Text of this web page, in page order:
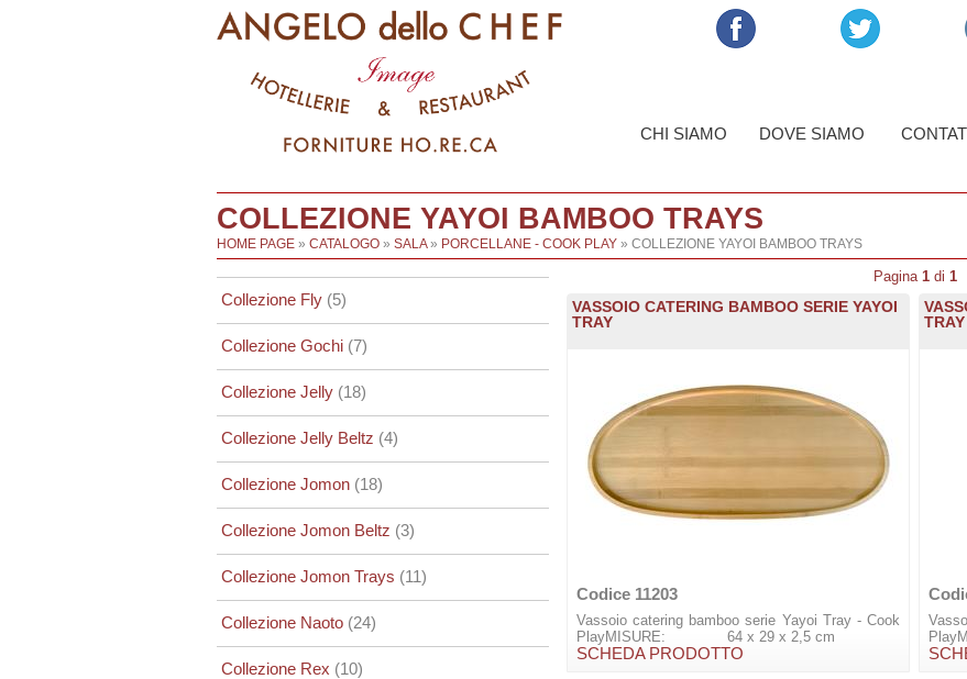
CHI SIAMO DOVE SIAMO
COLLEZIONE YAYOI BAMBOO TRAYS
HOME PAGE » CATALOGO » SALA» PORCELLANE - COOK PLAY » COLLEZIONE YAYOI BAMBOO TRAYS
Collezione Fly (5)
Collezione Gochi (7)
Collezione Jelly (18)
Collezione Jelly Beltz (4)
Collezione Jomon (18)
Collezione Jomon Beltz (3)
Collezione Jomon Trays (11)
Collezione Naoto (24)
Collezione Rex (10)
Pagina 1di 1
VASSOIO CATERING BAMBOO SERIE YAYOI
TRAY
Codice 11203
Vassoio catering bamboo serie Yayoi Tray - Cook
PlayMISURE: 64 x 29 x 2,5 cm
SCHEDA PRODOTTO
TRAY